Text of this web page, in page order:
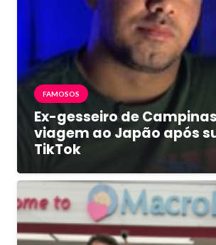
FAMOSOS
Ex-gesseiro de
viagem ao Japão após
TikTok